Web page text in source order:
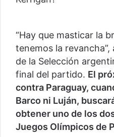
“Hay que masticar la
tenemos la
de la Selección
final del partido. El
contra Paraguay,
Barco ni Luján,
obtener uno de los
Juegos Olímpicos de